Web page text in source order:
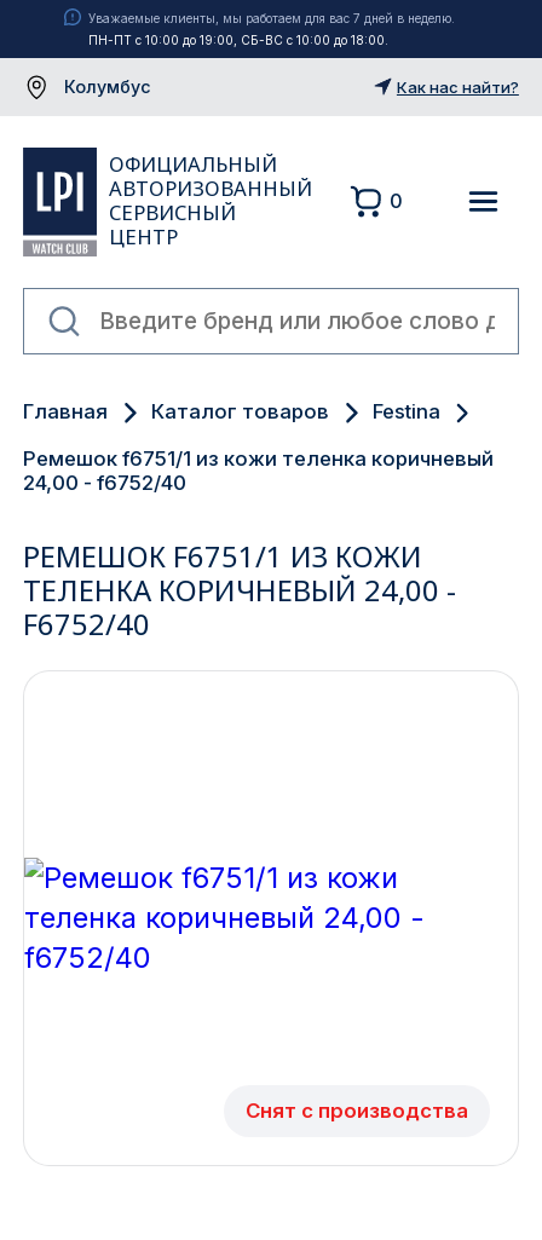
Уважаемые клиенты, мы работаем для вас 7 дней в неделю.
ПН-ПТ с 10:00 до 19:00, СБ-ВС с 10:00 до 18:00.
Колумбус
Екатеринбург
Санкт-Петербург
Ижевск
Волгоград
Кемерово
1 Мая
Как нас найти?
ОФИЦИАЛЬНЫЙ
АВТОРИЗОВАННЫЙ
СЕРВИСНЫЙ
ЦЕНТР
0
Главная Каталог товаров
Festina
Ремешок f6751/1 из кожи теленка коричневый
24,00 - f6752/40
РЕМЕШОК F6751/1 ИЗ КОЖИ
ТЕЛЕНКА КОРИЧНЕВЫЙ 24,00 -
F6752/40
Снят с производства